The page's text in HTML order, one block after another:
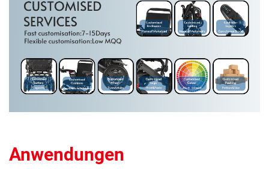
Anwendungen